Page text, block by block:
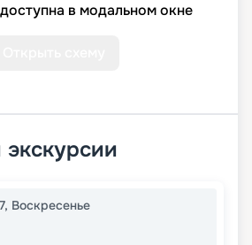
в модальном окне
, Воскресенье